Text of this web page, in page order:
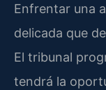
Enfrentar una
delicada que
El tribunal
tendrá la